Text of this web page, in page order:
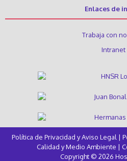
Enlaces de
Trabaja con
Intranet
Política de Privacidad y Aviso Legal |
Calidad y Medio Ambiente |
Copyright © 2026